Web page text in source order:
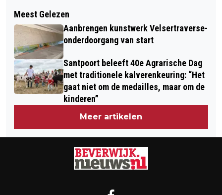
COCA-COLA ROEPT FRISDRANKEN
TERUG OM TE HOOG
CHLORAATGEHALTE
PWN ORGANISEERT RONDLEIDINGEN
IN ‘GEKERFD’ LANDSCHAP BIJ DE
ZUIDERNOLLEN BIJ CASTRICUM
Meest Gelezen
Aanbrengen kunstwerk Velsertraverse-
onderdoorgang van start
Santpoort beleeft 40e Agrarische Dag
met traditionele kalverenkeuring: “Het
gaat niet om de medailles, maar om de
kinderen”
Meer artikelen